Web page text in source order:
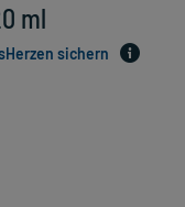
ml
sichern